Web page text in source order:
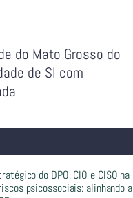
do Mato Grosso do
de SI com
do DPO, CIO e CISO na
psicossociais: alinhando a